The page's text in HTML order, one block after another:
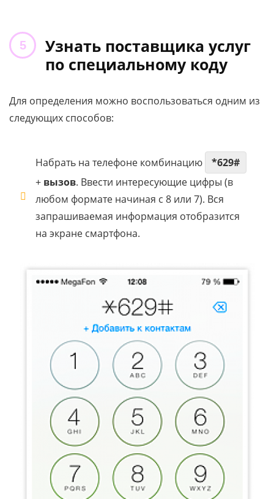
Узнать поставщика услуг
по специальному коду
Для определения можно воспользоваться одним из
следующих способов:
Набрать на телефоне комбинацию
*629#
+ вызов. Ввести интересующие цифры (в
любом формате начиная с 8 или 7). Вся
запрашиваемая информация отобразится
на экране смартфона.